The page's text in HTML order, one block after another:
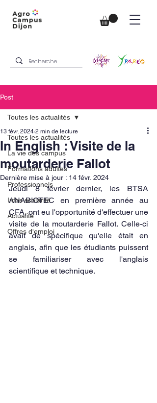
Post
Toutes les actualités
La vie des campus
Formations adultes
Professionnels
Infos scolarité
Actualité
Offres d'emploi
Toutes les actualités
In English : Visite de la
moutarderie Fallot
13 févr. 2024 2 min de lecture
Dernière mise à jour : 14 févr. 2024
Jeudi 8 février dernier, les BTSA
ANABIOTEC en première année au
CFA, ont eu l'opportunité d'effectuer une
visite de la moutarderie Fallot. Celle-ci
avait de spécifique qu'elle était en
anglais, afin que les étudiants puissent
se familiariser avec l'anglais
scientifique et technique.